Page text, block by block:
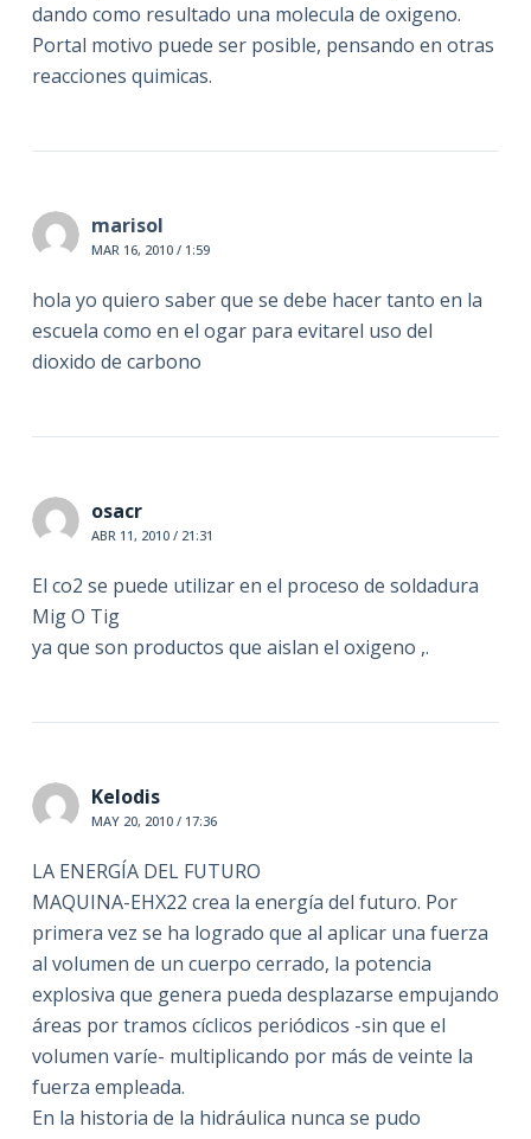
dando como resultado una molecula de oxigeno.
Portal motivo puede ser posible, pensando en otras
reacciones quimicas.
marisol
MAR 16, 2010 / 1:59
hola yo quiero saber que se debe hacer tanto en la
escuela como en el ogar para evitarel uso del
dioxido de carbono
osacr
ABR 11, 2010 / 21:31
El co2 se puede utilizar en el proceso de soldadura
Mig O Tig
ya que son productos que aislan el oxigeno ,.
Kelodis
MAY 20, 2010 / 17:36
LA ENERGÍA DEL FUTURO
MAQUINA-EHX22 crea la energía del futuro. Por
primera vez se ha logrado que al aplicar una fuerza
al volumen de un cuerpo cerrado, la potencia
explosiva que genera pueda desplazarse empujando
áreas por tramos cíclicos periódicos -sin que el
volumen varíe- multiplicando por más de veinte la
fuerza empleada.
En la historia de la hidráulica nunca se pudo